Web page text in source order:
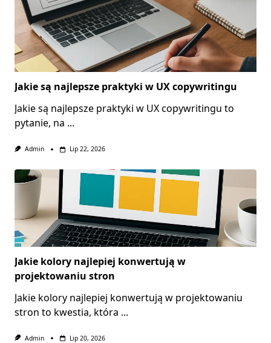
Jakie są najlepsze praktyki w UX copywritingu
Jakie są najlepsze praktyki w UX copywritingu to
pytanie, na ...
Admin Lip 22, 2026
Jakie kolory najlepiej konwertują w
projektowaniu stron
Jakie kolory najlepiej konwertują w projektowaniu
stron to kwestia, która ...
Admin Lip 20, 2026